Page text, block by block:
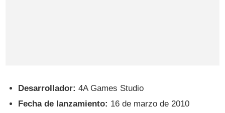
Desarrollador: 4A Games Studio
Fecha de lanzamiento: 16 de marzo de 2010